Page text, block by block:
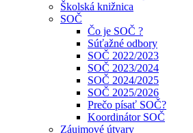
Školská knižnica
SOČ
Čo je SOČ ?
Súťažné odbory
SOČ 2022/2023
SOČ 2023/2024
SOČ 2024/2025
SOČ 2025/2026
Prečo písať SOČ?
Koordinátor SOČ
Záujmové útvary